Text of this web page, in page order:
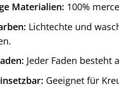
Materialien: 100%
Lichtechte und
Jeder Faden besteht
Geeignet für